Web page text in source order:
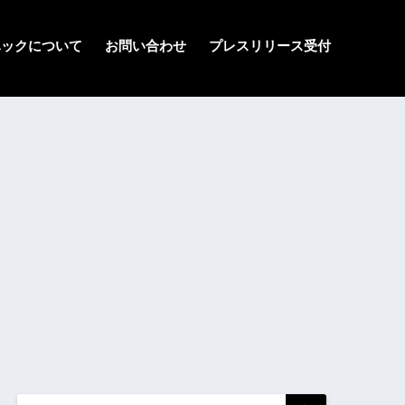
クについて お問い合わせ プレスリリース受付